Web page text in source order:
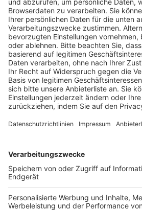
Trainerausbildung
Schulungsangebot Vereinsmitarbeiter
BFV-Geschäftsstellen
Trainerbörse
Login SpielPlus
FOLGE DEM BFV
TOP-VEREINE